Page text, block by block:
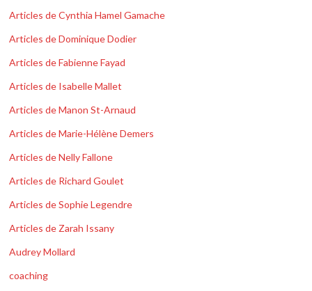
Articles de Cynthia Hamel Gamache
Articles de Dominique Dodier
Articles de Fabienne Fayad
Articles de Isabelle Mallet
Articles de Manon St-Arnaud
Articles de Marie-Hélène Demers
Articles de Nelly Fallone
Articles de Richard Goulet
Articles de Sophie Legendre
Articles de Zarah Issany
Audrey Mollard
coaching